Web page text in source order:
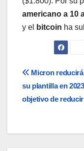
americano a 10
y el
bitcoin ha
de
Micron
su plantilla en
objetivo de